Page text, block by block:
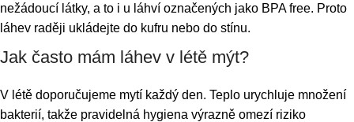
nežádoucí látky, a to i u láhví označených jako BPA free. Proto
láhev raději ukládejte do kufru nebo do stínu.
Jak často mám láhev v létě mýt?
V létě doporučujeme mytí každý den. Teplo urychluje množení
bakterií, takže pravidelná hygiena výrazně omezí riziko